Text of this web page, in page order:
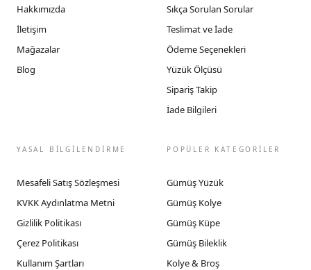
Hakkımızda
İletişim
Mağazalar
Blog
Sıkça Sorulan Sorular
Teslimat ve İade
Ödeme Seçenekleri
Yüzük Ölçüsü
Sipariş Takip
İade Bilgileri
YASAL BİLGİLENDİRME
Mesafeli Satış Sözleşmesi
KVKK Aydınlatma Metni
Gizlilik Politikası
Çerez Politikası
Kullanım Şartları
POPÜLER KATEGORİLER
Gümüş Yüzük
Gümüş Kolye
Gümüş Küpe
Gümüş Bileklik
Kolye & Broş